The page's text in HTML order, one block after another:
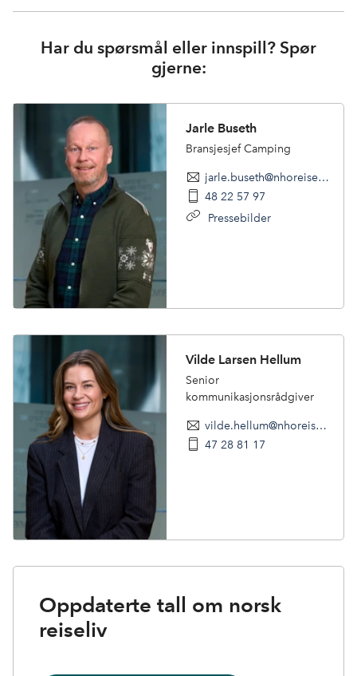
Har du spørsmål eller innspill? Spør
gjerne:
Jarle Buseth
Bransjesjef Camping
jarle.buseth@nhoreiseliv.no
48 22 57 97
Pressebilder
Vilde Larsen Hellum
Senior
kommunikasjonsrådgiver
vilde.hellum@nhoreiseliv.no
47 28 81 17
Oppdaterte tall om norsk
reiseliv